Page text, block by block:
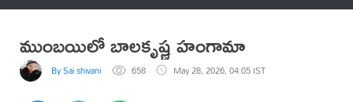
ముంబయిలో బాలకృష్ణ హంగామా
By Sai shivani 658 May 28, 2026, 04:05 IST